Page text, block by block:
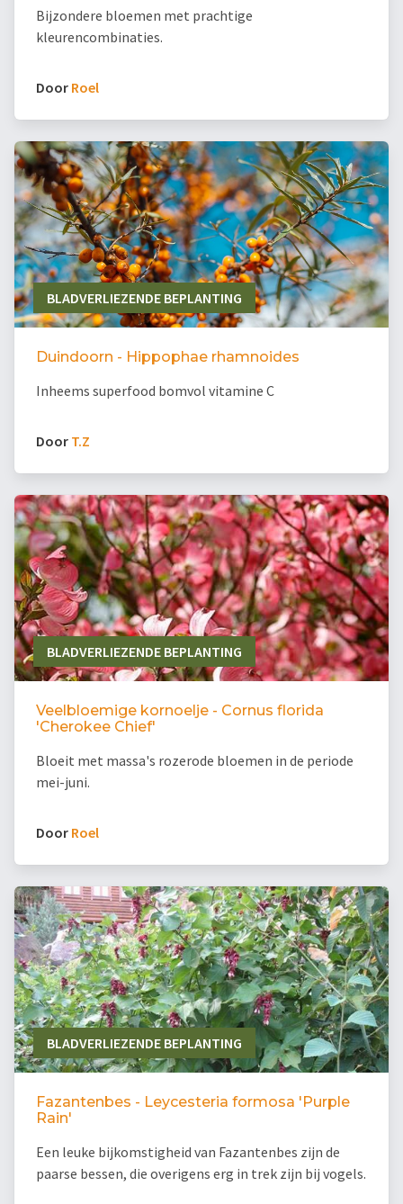
Bijzondere bloemen met prachtige
kleurencombinaties.
Door Roel
BLADVERLIEZENDE BEPLANTING
Duindoorn - Hippophae rhamnoides
Inheems superfood bomvol vitamine C
Door T.Z
BLADVERLIEZENDE BEPLANTING
Veelbloemige kornoelje - Cornus florida
'Cherokee Chief'
Bloeit met massa's rozerode bloemen in de periode
mei-juni.
Door Roel
BLADVERLIEZENDE BEPLANTING
Fazantenbes - Leycesteria formosa 'Purple
Rain'
Een leuke bijkomstigheid van Fazantenbes zijn de
paarse bessen, die overigens erg in trek zijn bij vogels.